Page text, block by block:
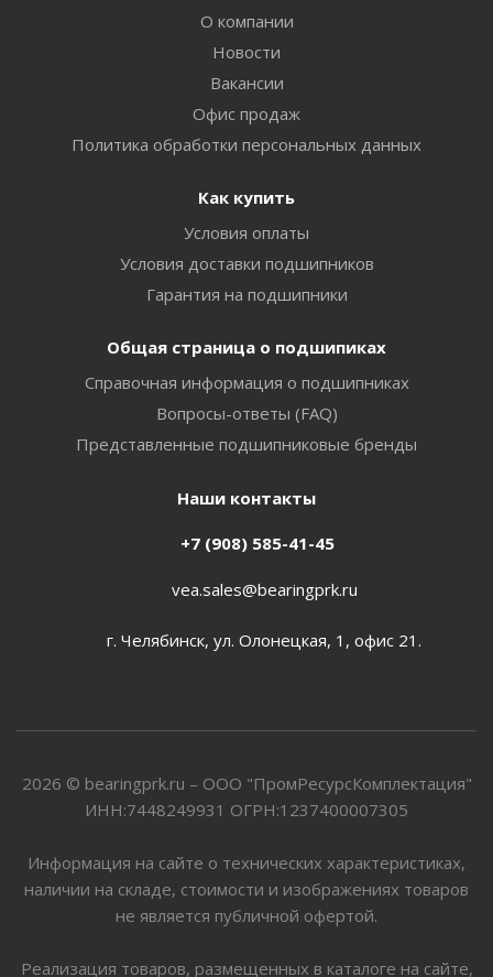
О компании
Новости
Вакансии
Офис продаж
Политика обработки персональных данных
Как купить
Условия оплаты
Условия доставки подшипников
Гарантия на подшипники
Общая страница о подшипиках
Справочная информация о подшипниках
Вопросы-ответы (FAQ)
Представленные подшипниковые бренды
Наши контакты
+7 (908) 585-41-45
vea.sales@bearingprk.ru
г. Челябинск, ул. Олонецкая, 1, офис 21.
2026 © bearingprk.ru – ООО "ПромРесурсКомплектация"
ИНН:7448249931 ОГРН:1237400007305
Информация на сайте о технических характеристиках,
наличии на складе, стоимости и изображениях товаров
не является публичной офертой.
Реализация товаров, размещенных в каталоге на сайте,